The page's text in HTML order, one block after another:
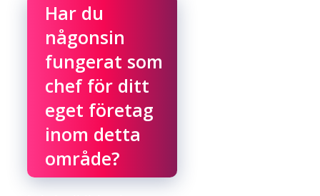
Har du
någonsin
fungerat som
chef för ditt
eget företag
inom detta
område?